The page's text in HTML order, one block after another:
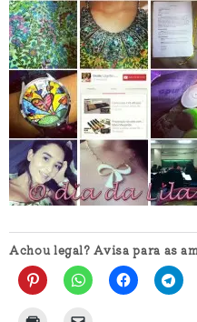
Achou legal? Avisa para as